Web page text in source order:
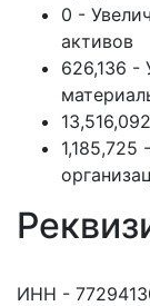
0 -
активов
626,136 -
ИНН -